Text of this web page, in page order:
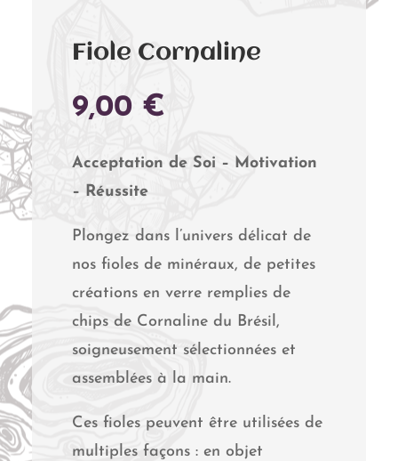
Fiole Cornaline
9,00 €
Acceptation de Soi – Motivation
– Réussite
Plongez dans l’univers délicat de
nos fioles de minéraux, de petites
créations en verre remplies de
chips de Cornaline du Brésil,
soigneusement sélectionnées et
assemblées à la main.
Ces fioles peuvent être utilisées de
multiples façons : en objet